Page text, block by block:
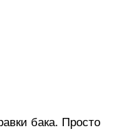
бака. Просто